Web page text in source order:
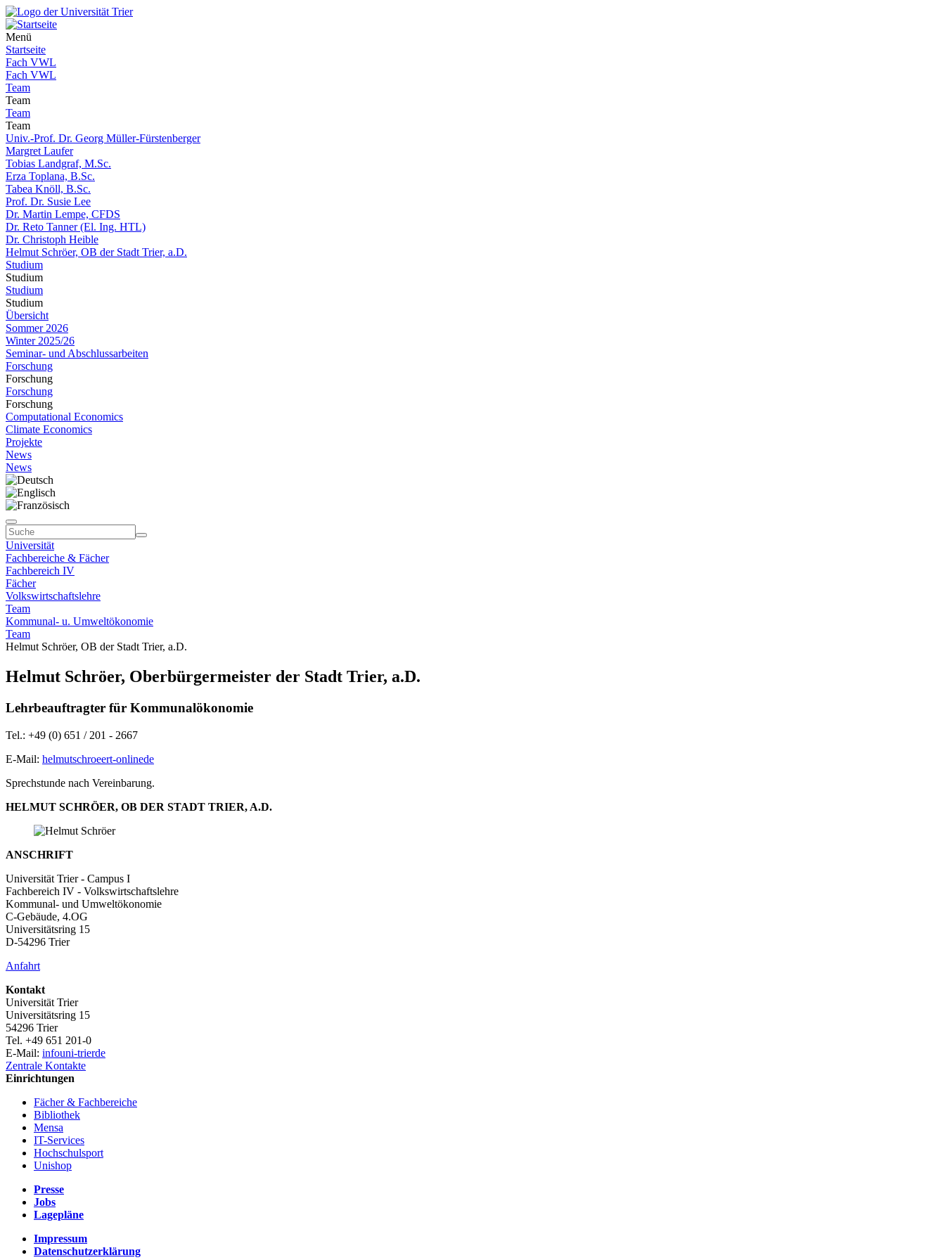
Menü
Startseite
Fach VWL
Fach VWL
Team
Team
Team
Team
Univ.-Prof. Dr. Georg Müller-Fürstenberger
Margret Laufer
Tobias Landgraf, M.Sc.
Erza Toplana, B.Sc.
Tabea Knöll, B.Sc.
Prof. Dr. Susie Lee
Dr. Martin Lempe, CFDS
Dr. Reto Tanner (El. Ing. HTL)
Dr. Christoph Heible
Helmut Schröer, OB der Stadt Trier, a.D.
Studium
Studium
Studium
Studium
Übersicht
Sommer 2026
Winter 2025/26
Seminar- und Abschlussarbeiten
Forschung
Forschung
Forschung
Forschung
Computational Economics
Climate Economics
Projekte
News
News
Universität
Fachbereiche & Fächer
Fachbereich IV
Fächer
Volkswirtschaftslehre
Team
Kommunal- u. Umweltökonomie
Team
Helmut Schröer, OB der Stadt Trier, a.D.
Helmut Schröer, Oberbürgermeister der Stadt Trier, a.D.
Lehrbeauftragter für Kommunalökonomie
Tel.: +49 (0) 651 / 201 - 2667
E-Mail: helmutschroeert-onlinede
Sprechstunde nach Vereinbarung.
HELMUT SCHRÖER, OB DER STADT TRIER, A.D.
ANSCHRIFT
Universität Trier - Campus I
Fachbereich IV - Volkswirtschaftslehre
Kommunal- und Umweltökonomie
C-Gebäude, 4.OG
Universitätsring 15
D-54296 Trier
Anfahrt
Kontakt
Universität Trier
Universitätsring 15
54296 Trier
Tel. +49 651 201-0
E-Mail: infouni-trierde
Zentrale Kontakte
Einrichtungen
Fächer & Fachbereiche
Bibliothek
Mensa
IT-Services
Hochschulsport
Unishop
Presse
Jobs
Lagepläne
Impressum
Datenschutzerklärung